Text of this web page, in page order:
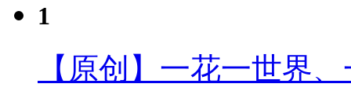
1
【原创】一花一世界